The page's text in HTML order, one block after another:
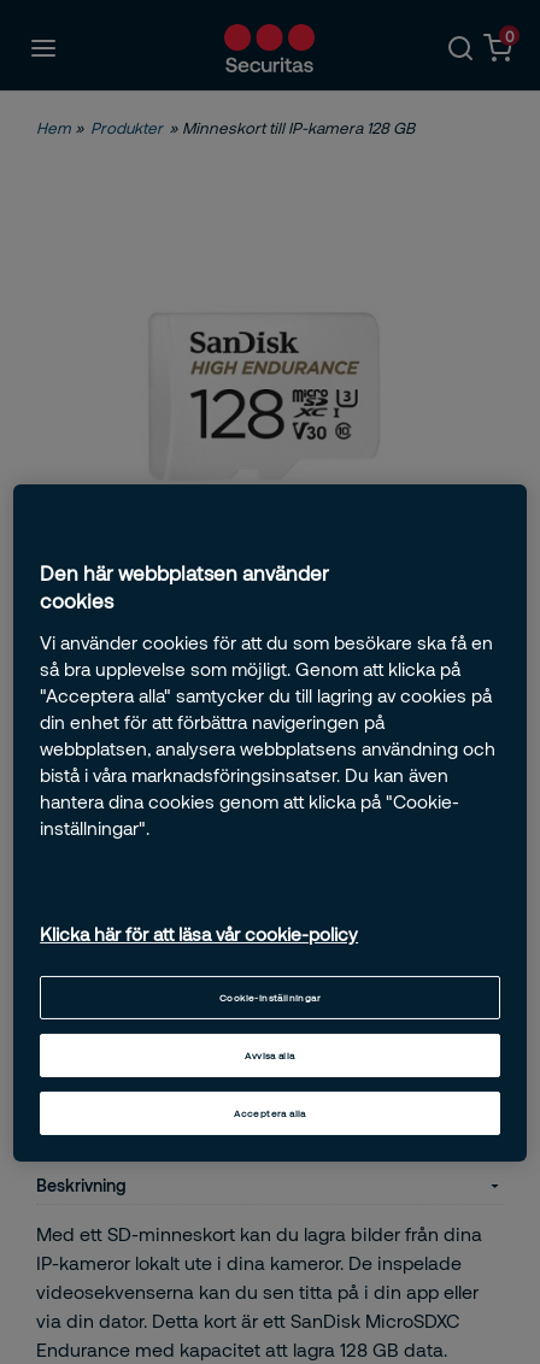
0
Hem » Produkter » Minneskort till IP-kamera 128 GB
Minneskort till IP-kamera
128 GB
Minneskort till dina IP-kameror
Fri frakt över 995 kr
Skickas inom 1-3 dagar
Sveriges största säkerhetsföretag
Beskrivning
Med ett SD-minneskort kan du lagra bilder från dina
IP-kameror lokalt ute i dina kameror. De inspelade
videosekvenserna kan du sen titta på i din app eller
via din dator. Detta kort är ett SanDisk MicroSDXC
Endurance med kapacitet att lagra 128 GB data.
Den här webbplatsen använder
cookies
Vi använder cookies för att du som besökare ska få en
så bra upplevelse som möjligt. Genom att klicka på
"Acceptera alla" samtycker du till lagring av cookies på
din enhet för att förbättra navigeringen på
webbplatsen, analysera webbplatsens användning och
bistå i våra marknadsföringsinsatser. Du kan även
hantera dina cookies genom att klicka på "Cookie-
inställningar".
Klicka här för att läsa vår cookie-policy
Avvisa alla
Acceptera alla
Cookie-inställningar